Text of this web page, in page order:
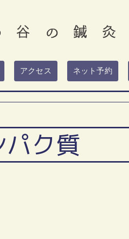
アクセス ネット予約
ク質